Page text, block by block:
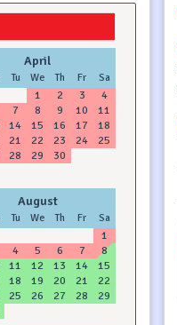
April
Tu We Th Fr Sa
1 2 3
4
7 8 9 10
11
14 15 16 17
18
21 22 23 24
25
28 29 30
August
Tu We Th Fr Sa
1
4 5 6 7
8
11 12 13 14
15
18 19 20 21
22
25 26 27 28
29